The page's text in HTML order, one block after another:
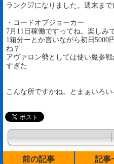
ランク57になりました。週末ま
・コードオブジョーカー
7月11日稼働ですってね。楽しみ
1箱分ーとか言いながら初日5000
ね？
アヴァロン勢としては使い魔参
すぎた
こんな所ですかね。とまぁいろ
前の記事 記事